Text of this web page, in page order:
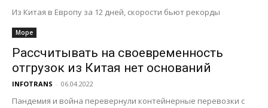
Из Китая в Европу за 12 дней, скорости бьют рекорды
Море
Рассчитывать на своевременность
отгрузок из Китая нет оснований
INFOTRANS - 06.04.2022
Пандемия и война перевернули контейнерные перевозки с